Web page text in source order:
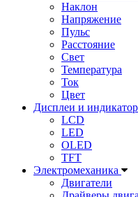
Наклон
Напряжение
Пульс
Расстояние
Свет
Температура
Ток
Цвет
Дисплеи и
LCD
LED
OLED
TFT
Электромеханика
Двигатели